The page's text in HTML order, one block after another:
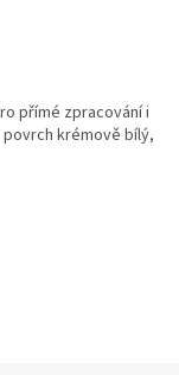
přímé zpracování i
krémově bílý,